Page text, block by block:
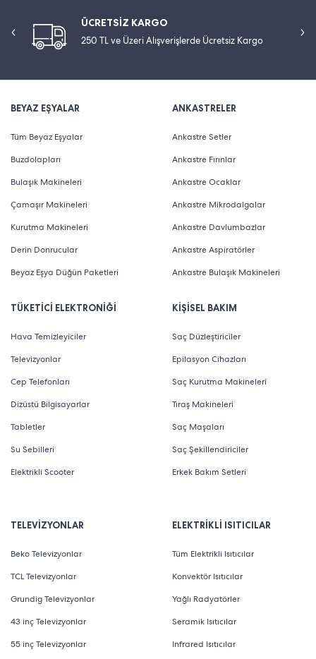
ÜCRETSİZ KARGO
250 TL ve Üzeri Alışverişlerde Ücretsiz Kargo
BEYAZ EŞYALAR
Tüm Beyaz Eşyalar
Buzdolapları
Bulaşık Makineleri
Çamaşır Makineleri
Kurutma Makineleri
Derin Donrucular
Beyaz Eşya Düğün Paketleri
TÜKETİCİ ELEKTRONİĞİ
Hava Temizleyiciler
Televizyonlar
Cep Telefonları
Dizüstü Bilgisayarlar
Tabletler
Su Sebilleri
Elektrikli Scooter
ANKASTRELER
Ankastre Setler
Ankastre Fırınlar
Ankastre Ocaklar
Ankastre Mikrodalgalar
Ankastre Davlumbazlar
Ankastre Aspiratörler
Ankastre Bulaşık Makineleri
KİŞİSEL BAKIM
Saç Düzleştiriciler
Epilasyon Cihazları
Saç Kurutma Makineleri
Tıraş Makineleri
Saç Maşaları
Saç Şekillendiriciler
Erkek Bakım Setleri
TELEVİZYONLAR
Beko Televizyonlar
TCL Televizyonlar
Grundig Televizyonlar
43 inç Televizyonlar
55 inç Televizyonlar
ELEKTRİKLİ ISITICILAR
Tüm Elektrikli Isıtıcılar
Konvektör Isıtıcılar
Yağlı Radyatörler
Seramik Isıtıcılar
Infrared Isıtıcılar